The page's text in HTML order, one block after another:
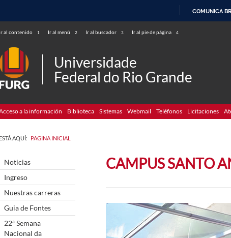
COMUNICA BR
Ir al contenido 1 Ir al menú 2 Ir al buscador 3 Ir al pie de página 4
Universidade
Federal do Rio Grande
a la información Biblioteca Sistemas Webmail Teléfonos Licitaciones
ESTÁ AQUÍ: PAGINA INICIAL
Noticias
Ingreso
Nuestras carreras
Guia de Fontes
22ª Semana
Nacional da
CAMPUS SANTO